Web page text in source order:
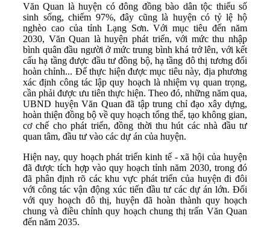
Văn Quan là huyện có đông đồng bào dân tộc thiểu số
sinh sống, chiếm 97%, đây cũng là huyện có tỷ lệ hộ
nghèo cao của tỉnh Lạng Sơn. Với mục tiêu đến năm
2030, Văn Quan là huyện phát triển, với mức thu nhập
bình quân đầu người ở mức trung bình khá trở lên, với kết
cấu hạ tầng được đầu tư đồng bộ, hạ tầng đô thị tương đối
hoàn chỉnh... Để thực hiện được mục tiêu này, địa phương
xác định công tác lập quy hoạch là nhiệm vụ quan trọng,
cần phải được ưu tiên thực hiện. Theo đó, những năm qua,
UBND huyện Văn Quan đã tập trung chỉ đạo xây dựng,
hoàn thiện đồng bộ về quy hoạch tổng thể, tạo không gian,
cơ chế cho phát triển, đồng thời thu hút các nhà đầu tư
quan tâm, đầu tư vào các dự án của huyện.
Hiện nay, quy hoạch phát triển kinh tế - xã hội của huyện
đã được tích hợp vào quy hoạch tỉnh năm 2030, trong đó
đã phân định rõ các khu vực phát triển của huyện đi đôi
với công tác vận động xúc tiến đầu tư các dự án lớn. Đối
với quy hoạch đô thị, huyện đã hoàn thành quy hoạch
chung và điều chỉnh quy hoạch chung thị trấn Văn Quan
đến năm 2035.